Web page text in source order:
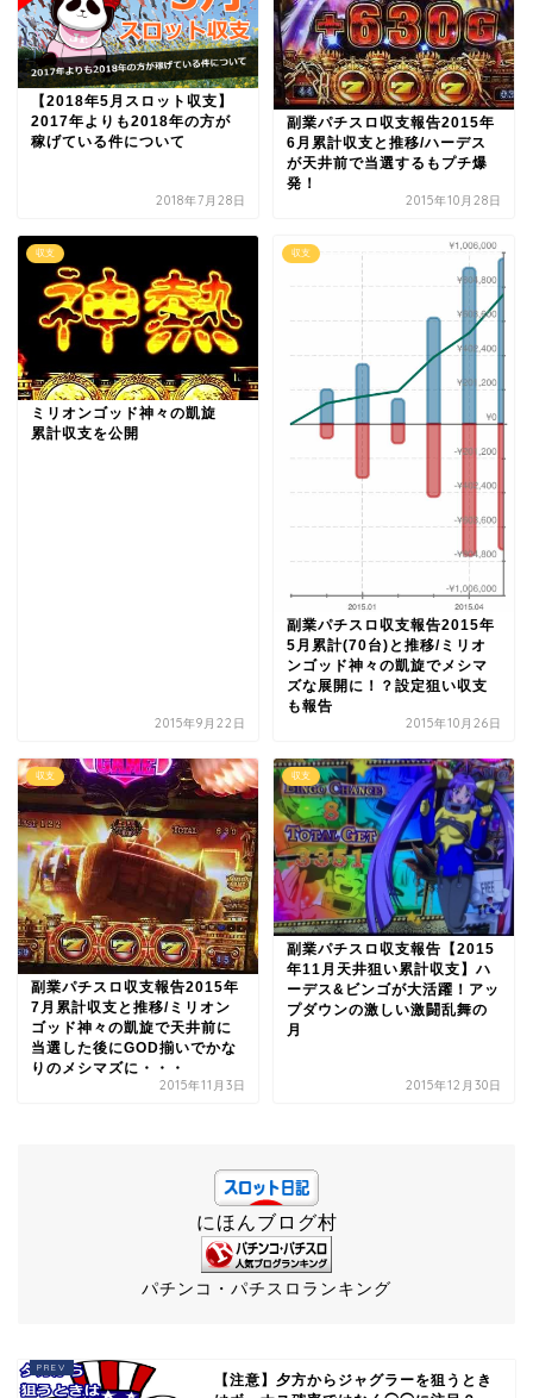
【2018年5月スロット収支】
2017年よりも2018年の方が
稼げている件について
2018年7月28日
副業パチスロ収支報告2015年
6月累計収支と推移/ハーデス
が天井前で当選するもプチ爆
発！
2015年10月28日
収支
ミリオンゴッド神々の凱旋
累計収支を公開
2015年9月22日
収支
副業パチスロ収支報告2015年
5月累計(70台)と推移/ミリオ
ンゴッド神々の凱旋でメシマ
ズな展開に！？設定狙い収支
も報告
2015年10月26日
収支
副業パチスロ収支報告2015年
7月累計収支と推移/ミリオン
ゴッド神々の凱旋で天井前に
当選した後にGOD揃いでかな
りのメシマズに・・・
2015年11月3日
収支
副業パチスロ収支報告【2015
年11月天井狙い累計収支】ハ
ーデス&ビンゴが大活躍！アッ
プダウンの激しい激闘乱舞の
月
2015年12月30日
にほんブログ村
パチンコ・パチスロランキング
【注意】夕方からジャグラーを狙うとき